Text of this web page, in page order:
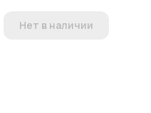
Нет в наличии